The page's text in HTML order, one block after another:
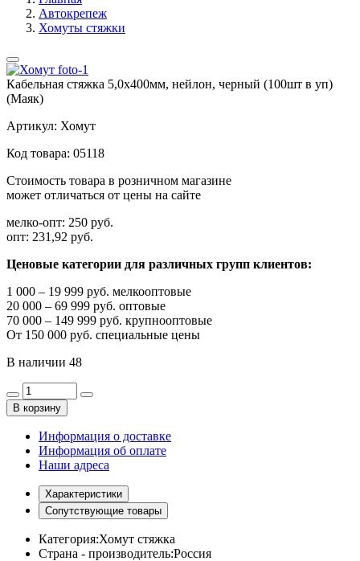
Автокрепеж
Хомуты стяжки
Кабельная стяжка 5,0х400мм, нейлон, черный (100шт в уп)
(Маяк)
Артикул: Хомут
Код товара: 05118
Стоимость товара в розничном магазине
может отличаться от цены на сайте
мелко-опт: 250 руб.
опт: 231,92 руб.
Ценовые категории для различных групп клиентов:
1 000 – 19 999 руб. мелкооптовые
20 000 – 69 999 руб. оптовые
70 000 – 149 999 руб. крупнооптовые
От 150 000 руб. специальные цены
В наличии 48
В корзину
Информация о доставке
Информация об оплате
Наши адреса
Характеристики
Сопутствующие товары
Категория:Хомут стяжка
Страна - производитель:Россия